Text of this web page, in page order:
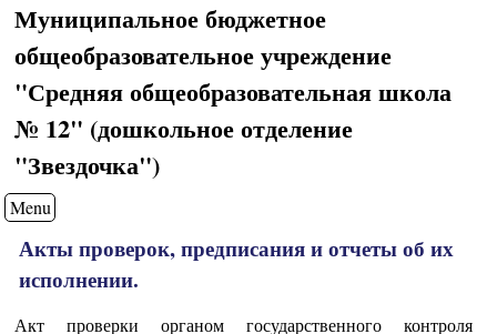
Муниципальное бюджетное
общеобразовательное учреждение
"Средняя общеобразовательная школа
№ 12" (дошкольное отделение
"Звездочка")
Menu
Акты проверок, предписания и отчеты об их
исполнении.
Акт проверки органом государственного контроля